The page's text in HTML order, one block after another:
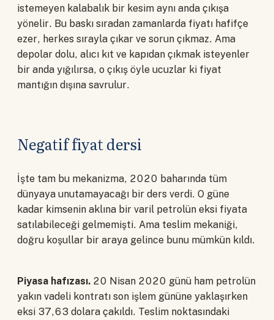
istemeyen kalabalık bir kesim aynı anda çıkışa
yönelir. Bu baskı sıradan zamanlarda fiyatı hafifçe
ezer, herkes sırayla çıkar ve sorun çıkmaz. Ama
depolar dolu, alıcı kıt ve kapıdan çıkmak isteyenler
bir anda yığılırsa, o çıkış öyle ucuzlar ki fiyat
mantığın dışına savrulur.
Negatif fiyat dersi
İşte tam bu mekanizma, 2020 baharında tüm
dünyaya unutamayacağı bir ders verdi. O güne
kadar kimsenin aklına bir varil petrolün eksi fiyata
satılabileceği gelmemişti. Ama teslim mekaniği,
doğru koşullar bir araya gelince bunu mümkün kıldı.
Piyasa hafızası. 20 Nisan 2020 günü ham petrolün
yakın vadeli kontratı son işlem gününe yaklaşırken
eksi 37,63 dolara çakıldı. Teslim noktasındaki